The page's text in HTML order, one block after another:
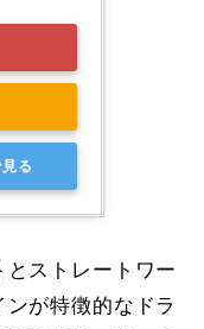
る
ストレートワー
が特徴的なドラ